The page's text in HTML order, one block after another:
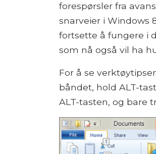
forespørsler fra
snarveier i Windows
fortsette å fungere i
som nå også vil ha
For å se
båndet, hold ALT-
ALT-tasten, og bare